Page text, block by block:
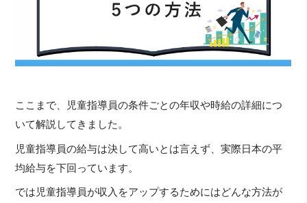
ここまで、児童指導員の条件ごとの年収や時給の詳細につ
いて解説してきました。
児童指導員の給与は決して高いとは言えず、実際日本の平
均給与を下回っています。
では児童指導員が収入をアップするためにはどんな方法が